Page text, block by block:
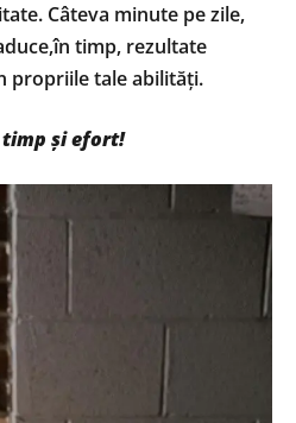
Câteva minute pe zile,
timp, rezultate
propriile tale abilități.
timp și efort!